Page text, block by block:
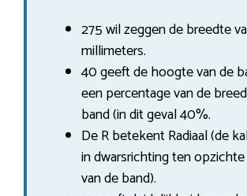
275 wil zeggen de breedte
millimeters.
40 geeft de hoogte van de
een percentage van de
band (in dit geval 40%.
De R betekent Radiaal (de
in dwarsrichting ten opzichte
van de band).